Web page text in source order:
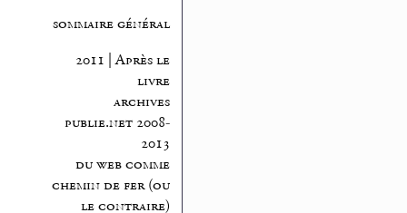
sommaire général
2011 | Après le
livre
archives
publie.net 2008-
2013
du web comme
chemin de fer (ou
le contraire)